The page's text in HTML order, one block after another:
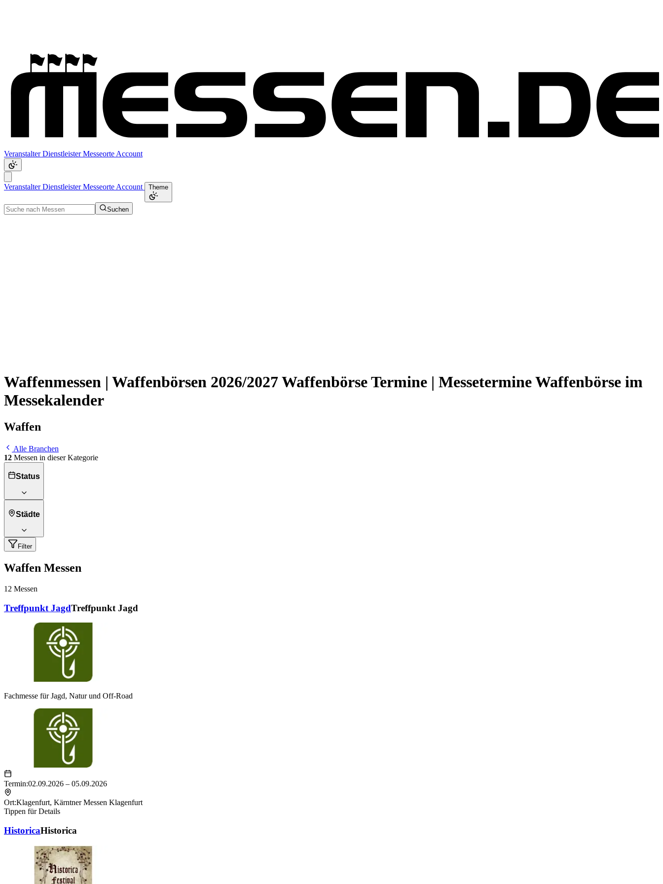
VeranstalterDienstleisterMesseorte Account
VeranstalterDienstleisterMesseorte Account Theme
Suchen
Waffenmessen | Waffenbörsen 2026/2027 Waffenbörse Termine | Messetermine Waffenbörse im
Messekalender
Waffen
Alle Branchen
12 Messen in dieser Kategorie
Status
Städte
Filter
Waffen Messen
12 Messen
Treffpunkt JagdTreffpunkt Jagd
Fachmesse für Jagd, Natur und Off-Road
Termin:02.09.2026 – 05.09.2026
Ort:Klagenfurt, Kärntner Messen Klagenfurt
Tippen für Details
HistoricaHistorica